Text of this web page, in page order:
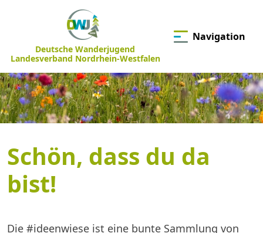
Deutsche Wanderjugend
Landesverband Nordrhein-Westfalen
Navigation
Schön, dass du da
bist!
Die #ideenwiese ist eine bunte Sammlung von